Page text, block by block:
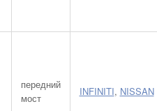
передний
мост
INFINITI, NISSAN